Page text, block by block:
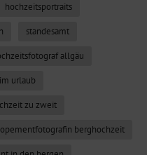
hochzeitsportraits
standesamt
allgäu
urlaub
zu zweit
berghochzeit